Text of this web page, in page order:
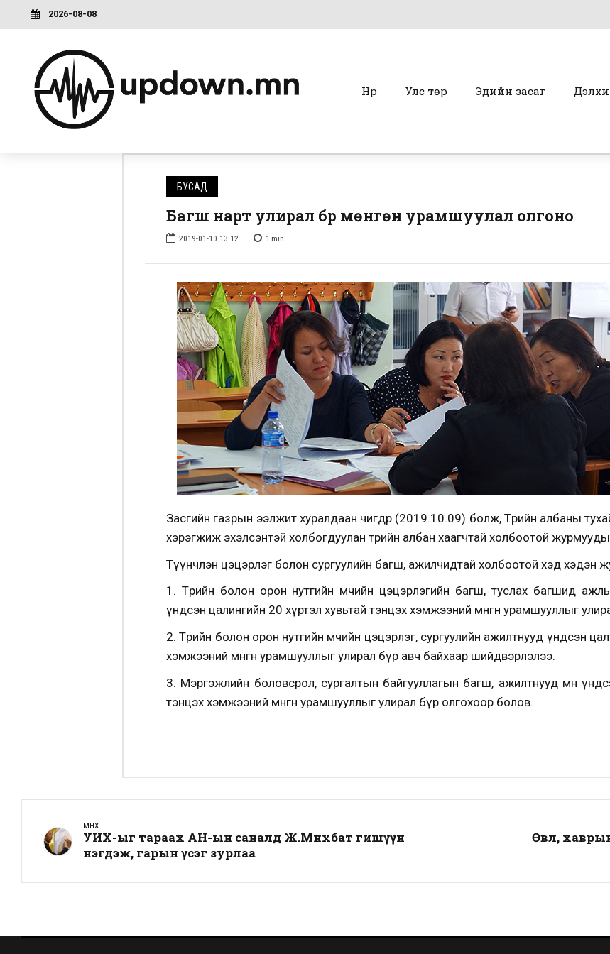
2026-08-08
Нүүр Улс төр Эдийн засаг
БУСАД
Багш нарт улирал бүр мөнгөн урамшуулал олгоно
2019-01-10 13:12 1 min
Засгийн газрын ээлжит хуралдаан өчигдөр (2019.10.09) болж, Төрийн албаны
хэрэгжиж эхэлсэнтэй холбогдуулан төрийн албан хаагчтай холбоотой
Түүнчлэн цэцэрлэг болон сургуулийн багш, ажилчидтай холбоотой хэд хэдэн
1. Төрийн болон орон нутгийн өмчийн цэцэрлэгийн багш, туслах багшид
үндсэн цалингийн 20 хүртэл хувьтай тэнцэх хэмжээний мөнгөн урамшууллыг
2. Төрийн болон орон нутгийн өмчийн цэцэрлэг, сургуулийн ажилтнууд үндсэн
хэмжээний мөнгөн урамшууллыг улирал бүр авч байхаар шийдвэрлэлээ.
3. Мэргэжлийн боловсрол, сургалтын байгууллагын багш, ажилтнууд мөн
тэнцэх хэмжээний мөнгөн урамшууллыг улирал бүр олгохоор болов.
ӨМНӨХ
УИХ-ыг тараах АН-ын саналд Ж.Мөнхбат гишүүн
нэгдэж, гарын үсэг зурлаа
Өвөл,